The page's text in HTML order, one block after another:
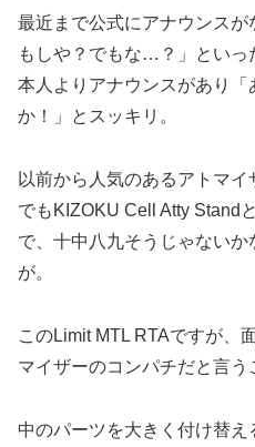
最近まで公式にアナウンスが
もしや？でもな…？」といっ
本人よりアナウンスがあり
か！」とスッキリ。
以前から人気のあるアトマ
でもKIZOKU Cell Atty Stand
で、十中八九そうじゃない
が。
このLimit MTL RTAですが、
マイザーのコンパチだと言う
中のパーツを大きく付け替